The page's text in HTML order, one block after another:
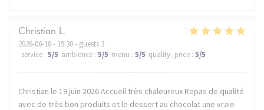
Christian L
2026-06-18- 19:30 - guests 3
service : 5/5 ambience : 5/5 menu : 5/5 quality_price : 5/5
Christian le 19 juin 2026 Accueil très chaleureux Repas de qualité
avec de très bon produits et le dessert au chocolat une vraie